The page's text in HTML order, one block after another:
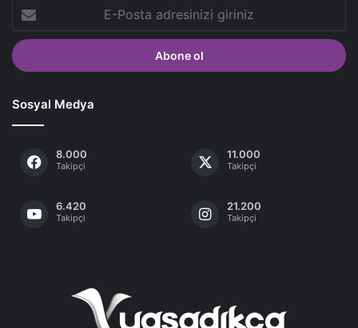
Posta
adresinizi
giriniz
Sosyal Medya
8.000
Takipçi
11.000
Takipçi
6.420
Takipçi
21.200
Takipçi